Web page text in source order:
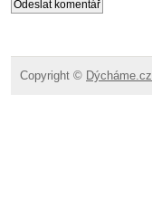
Copyright © Dýcháme.cz